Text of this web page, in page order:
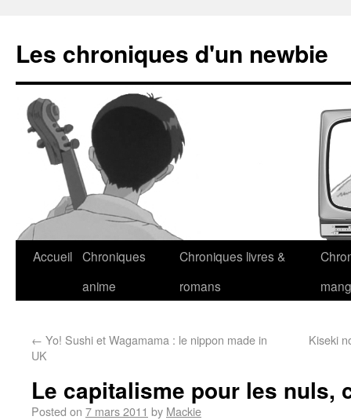
Les chroniques d'un newbie
Accueil Chroniques
anime
Chroniques livres &
romans
← Yo! Sushi et Wagamama : le nippon made in
UK
Kiseki
Le capitalisme pour les nuls,
Posted on 7 mars 2011 by Mackie